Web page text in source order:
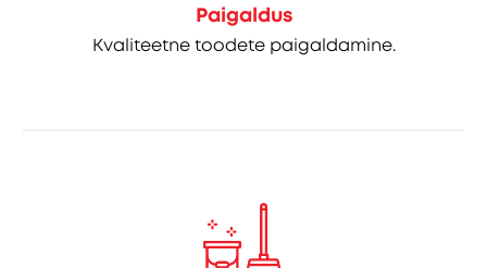
Paigaldus
Kvaliteetne toodete paigaldamine.